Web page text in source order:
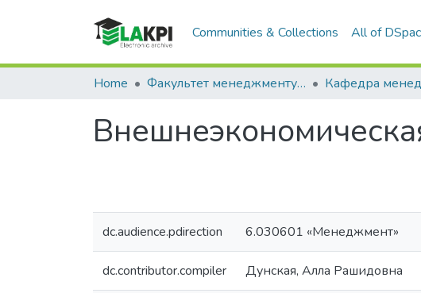
Communities & Collections All of
Home Факультет менеджменту та маркетингу (ФММ)
dc.audience.pdirection 6.030601 «Менеджмент»
dc.contributor.compiler Дунская, Алла Рашидовна